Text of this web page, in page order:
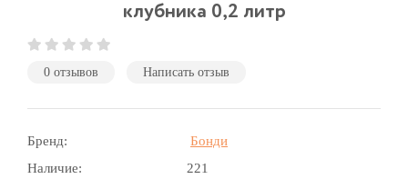
клубника 0,2 литр
0 отзывов Написать отзыв
Бренд:
Бонди
Наличие:
221